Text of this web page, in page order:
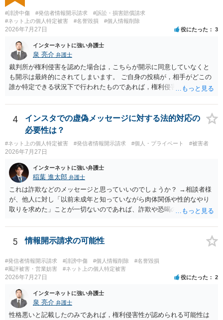
#誹謗中傷 #発信者情報開示請求
#訴訟・損害賠償請求
#ネット上の個人特定被害
#名誉毀損 #個人情報削除
2026年7月27日 役にたった 3
インターネットに強い弁護士
泉 亮介 弁護士
裁判所が権利侵害を認めた場合は，こちらが開示に同意していなくと
も開示は最終的にされてしまいます。 ご自身の投稿が，相手がどこの
誰か特定できる状況下で行われたものであれば，権利侵害性が認めら
いても，アカウントを特定したうえで，ネットストーカーとして晒し
たのであれば，かかる行為に権利侵害性が認められる可能性はあるで
しょう。
4
インスタでの虚偽メッセージに対する法的対応の
必要性は？
#ネット上の個人特定被害 #発信者情報開示請求 #個人・プライベート #被害者
2026年7月27日
インターネットに強い弁護士
稲葉 進太郎 弁護士
これは詐欺などのメッセージと思っていいのでしょうか？ →相談者様
が、他人に対し「以前未成年と知っていながら肉体関係や性的なやり
取りを求めた」ことが一切ないのであれば、詐欺や恐喝の可能性が高
5 情報開示請求の可能性
#発信者情報開示請求 #誹謗中傷 #個人情報削除
#名誉毀損
#風評被害・営業妨害
#ネット上の個人特定被害
2026年7月27日 役にたった 2
インターネットに強い弁護士
泉 亮介 弁護士
性格悪いと記載したのみであれば，権利侵害性が認められる可能性は